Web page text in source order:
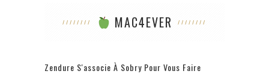
MAC4EVER
Zendure S'associe À Sobry Pour Vous Faire